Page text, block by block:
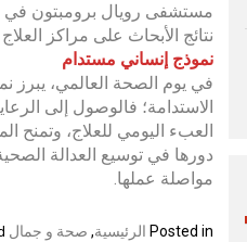
نتائج الأبحاث على مراكز
نموذج إنساني مستدام
في يوم الصحة العالمي، يبرز
الاستدامة؛ فالوصول إلى
العبء اليومي للعلاج،
دورها في توسيع العدالة
مواصلة عملها.
Posted in الرئيسية, صحة و جمال